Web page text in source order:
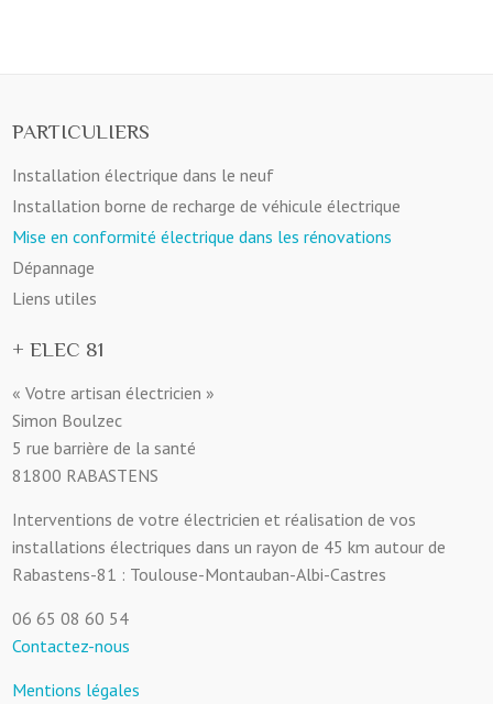
PARTICULIERS
Installation électrique dans le neuf
Installation borne de recharge de véhicule électrique
Mise en conformité électrique dans les rénovations
Dépannage
Liens utiles
+ ELEC 81
« Votre artisan électricien »
Simon Boulzec
5 rue barrière de la santé
81800 RABASTENS
Interventions de votre électricien et réalisation de vos
installations électriques dans un rayon de 45 km autour de
Rabastens-81 : Toulouse-Montauban-Albi-Castres
06 65 08 60 54
Contactez-nous
Mentions légales